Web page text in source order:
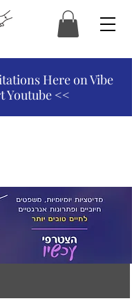
המכשפה
Here on Vibe
Youtube <<